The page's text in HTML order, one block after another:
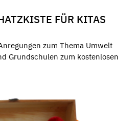
FÜR KITAS
zum Thema Umwelt
Grundschulen zum kostenlosen